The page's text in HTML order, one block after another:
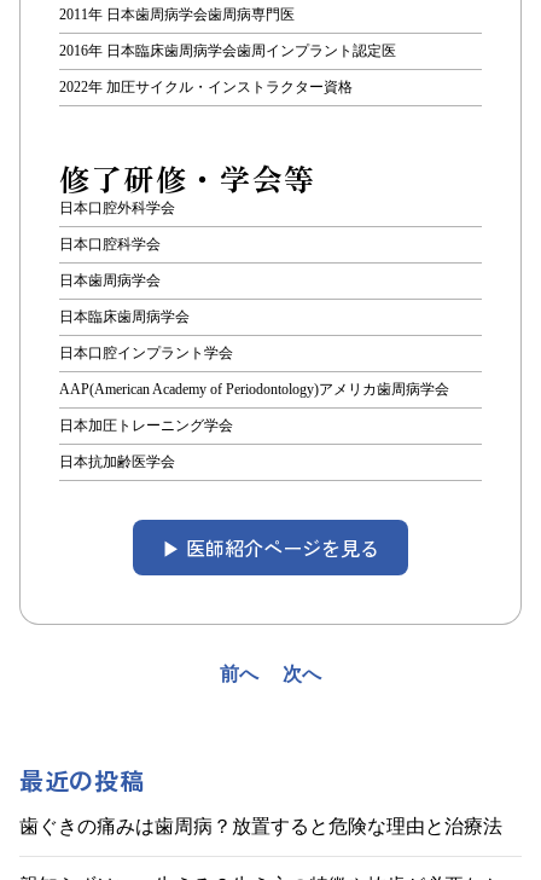
2011年 日本歯周病学会歯周病専門医
2016年 日本臨床歯周病学会歯周インプラント認定医
2022年 加圧サイクル・インストラクター資格
修了研修・学会等
日本口腔外科学会
日本口腔科学会
日本歯周病学会
日本臨床歯周病学会
日本口腔インプラント学会
AAP(American Academy of Periodontology)アメリカ歯周病学会
日本加圧トレーニング学会
日本抗加齢医学会
▶︎ 医師紹介ページを見る
ナ
ビ
前へ 次へ
最近の投稿
歯ぐきの痛みは歯周病？放置すると危険な理由と治療法